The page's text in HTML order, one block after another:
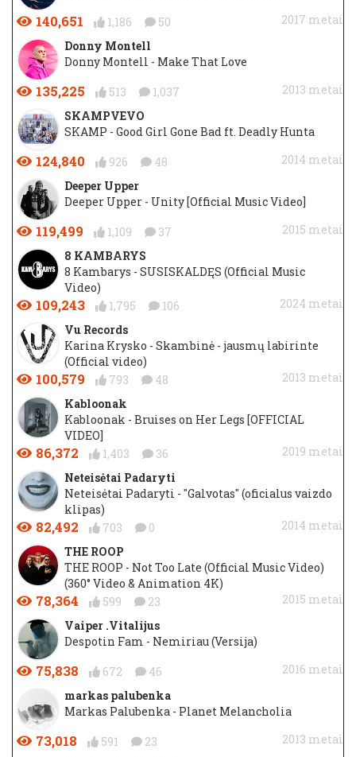
140,651 1,186 50
2017 metai
Donny Montell
Donny Montell - Make That Love
135,225 513 1,037
2013 metai
SKAMPVEVO
SKAMP - Good Girl Gone Bad ft. Deadly Hunta
124,840 926 48
2014 metai
Deeper Upper
Deeper Upper - Unity [Official Music Video]
119,499 1,109 37
2015 metai
8 KAMBARYS
8 Kambarys - SUSISKALDĘS (Official Music
Video)
109,243 1,795 106
2024 metai
Vu Records
Karina Krysko - Skambinė - jausmų labirinte
(Official video)
100,579 793 48
2013 metai
Kabloonak
Kabloonak - Bruises on Her Legs [OFFICIAL
VIDEO]
86,372 1,403 36
2019 metai
Neteisėtai Padaryti
Neteisėtai Padaryti - "Galvotas" (oficialus vaizdo
klipas)
82,492 703 0
2014 metai
THE ROOP
THE ROOP - Not Too Late (Official Music Video)
(360° Video & Animation 4K)
78,364 599 23
2015 metai
Vaiper .Vitalijus
Despotin Fam - Nemiriau (Versija)
75,838 672 46
2016 metai
markas palubenka
Markas Palubenka - Planet Melancholia
73,018 591 23
2013 metai